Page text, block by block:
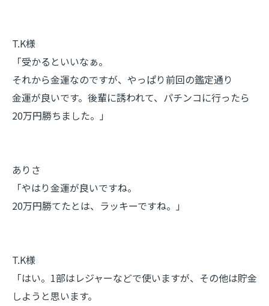
T.K様
「受かるといいなぁ。
それから金運なのですが、やっぱり前回の鑑定通り
金運が良いです。後輩に誘われて、パチンコに行ったら
20万円勝ちました。」
ありさ
「やはり金運が良いですね。
20万円勝てたとは、ラッキーですね。」
T.K様
「はい。1部はレジャーなどで使いますが、その他は貯金
しようと思います。